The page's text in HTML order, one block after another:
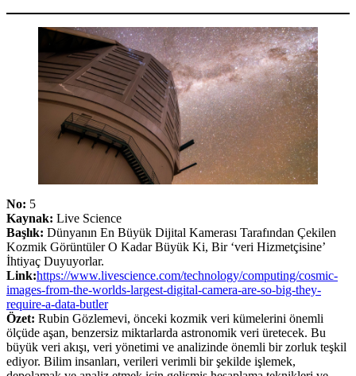
No: 5
Kaynak: Live Science
Başlık: Dünyanın En Büyük Dijital Kamerası Tarafından Çekilen
Kozmik Görüntüler O Kadar Büyük Ki, Bir ‘veri Hizmetçisine’
İhtiyaç Duyuyorlar.
Link:https://www.livescience.com/technology/computing/cosmic-
images-from-the-worlds-largest-digital-camera-are-so-big-they-
require-a-data-butler
Özet: Rubin Gözlemevi, önceki kozmik veri kümelerini önemli
ölçüde aşan, benzersiz miktarlarda astronomik veri üretecek. Bu
büyük veri akışı, veri yönetimi ve analizinde önemli bir zorluk teşkil
ediyor. Bilim insanları, verileri verimli bir şekilde işlemek,